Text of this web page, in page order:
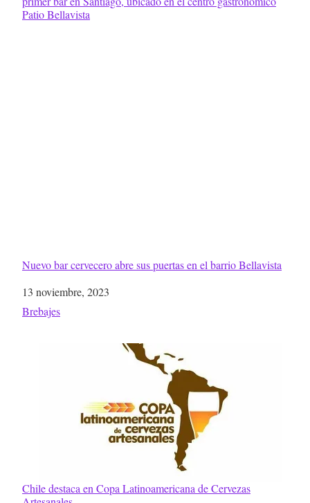
Nuevo bar cervecero abre sus puertas en el barrio Bellavista
Fecha
13 noviembre, 2023
Respecto a
Brebajes
Chile destaca en Copa Latinoamericana de Cervezas